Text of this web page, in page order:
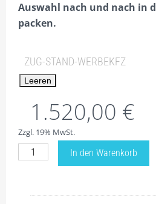
ANMELDEN
BESTELLVORGANG
DATENSCHUTZ
VERSAND & LIEFERUNG
WARENKORB
WIDERRUF
Auswahl nach und nach in
packen.
ZUG-STAND-WERBEKFZ
Leeren
1.520,00 €
Zzgl. 19% MwSt.
Preise
CitCar-
In den Warenkorb